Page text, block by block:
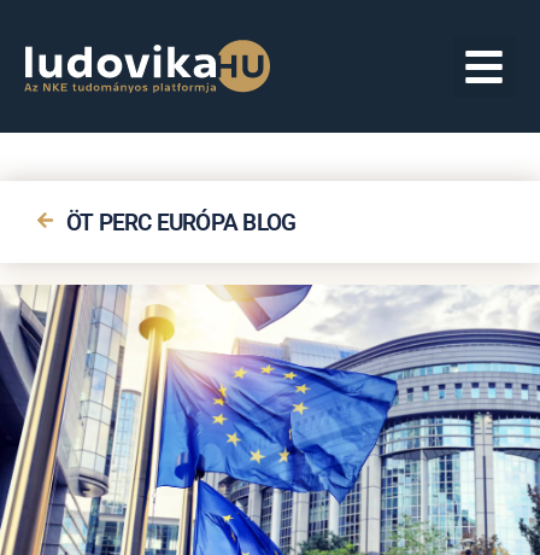
ÖT PERC EURÓPA BLOG